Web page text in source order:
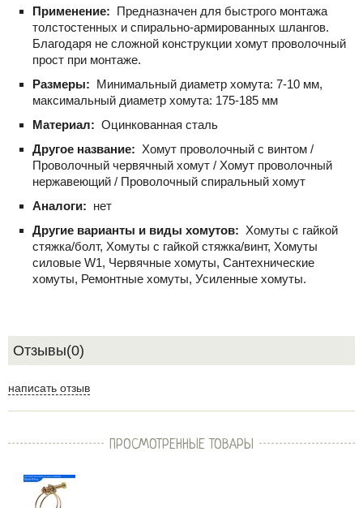
Применение: Предназначен для быстрого монтажа
толстостенных и спирально-армированных шлангов.
Благодаря не сложной конструкции хомут проволочный
прост при монтаже.
Размеры: Минимальный диаметр хомута: 7-10 мм,
максимальный диаметр хомута: 175-185 мм
Материал: Оцинкованная сталь
Другое название: Хомут проволочный с винтом /
Проволочный червячный хомут / Хомут проволочный
нержавеющий / Проволочный спиральный хомут
Аналоги: нет
Другие варианты и виды хомутов: Хомуты с гайкой
стяжка/болт, Хомуты с гайкой стяжка/винт, Хомуты
силовые W1, Червячные хомуты, Сантехнические
хомуты, Ремонтные хомуты, Усиленные хомуты.
Отзывы(0)
написать отзыв
ПРОСМОТРЕННЫЕ ТОВАРЫ